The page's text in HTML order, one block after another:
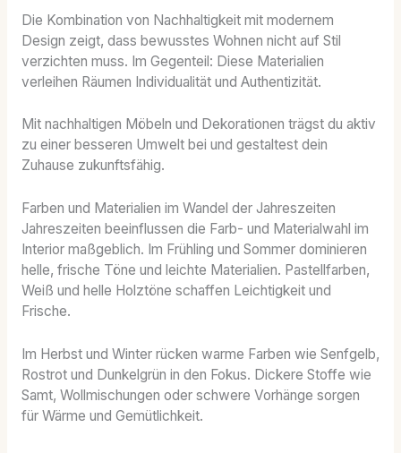
Die Kombination von Nachhaltigkeit mit modernem
Design zeigt, dass bewusstes Wohnen nicht auf Stil
verzichten muss. Im Gegenteil: Diese Materialien
verleihen Räumen Individualität und Authentizität.
Mit nachhaltigen Möbeln und Dekorationen trägst du aktiv
zu einer besseren Umwelt bei und gestaltest dein
Zuhause zukunftsfähig.
Farben und Materialien im Wandel der Jahreszeiten
Jahreszeiten beeinflussen die Farb- und Materialwahl im
Interior maßgeblich. Im Frühling und Sommer dominieren
helle, frische Töne und leichte Materialien. Pastellfarben,
Weiß und helle Holztöne schaffen Leichtigkeit und
Frische.
Im Herbst und Winter rücken warme Farben wie Senfgelb,
Rostrot und Dunkelgrün in den Fokus. Dickere Stoffe wie
Samt, Wollmischungen oder schwere Vorhänge sorgen
für Wärme und Gemütlichkeit.